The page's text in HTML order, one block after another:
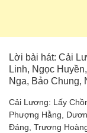
Lời bài hát: Cải
Linh, Ngọc
Nga, Bảo Chung,
Cải Lương: Lấy
Phượng Hằng,
Đáng, Trương